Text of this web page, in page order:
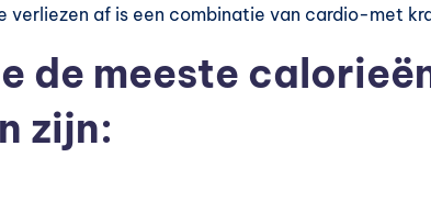
verliezen af is een combinatie van cardio-met
de meeste
zijn: